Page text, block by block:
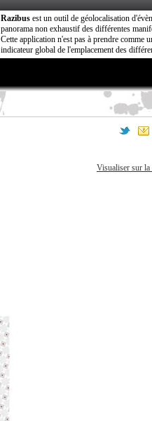
Razibus est un outil de géolocalisation
panorama non exhaustif des différentes
Cette application n'est pas à prendre comme
indicateur global de l'emplacement des
Visualiser sur la